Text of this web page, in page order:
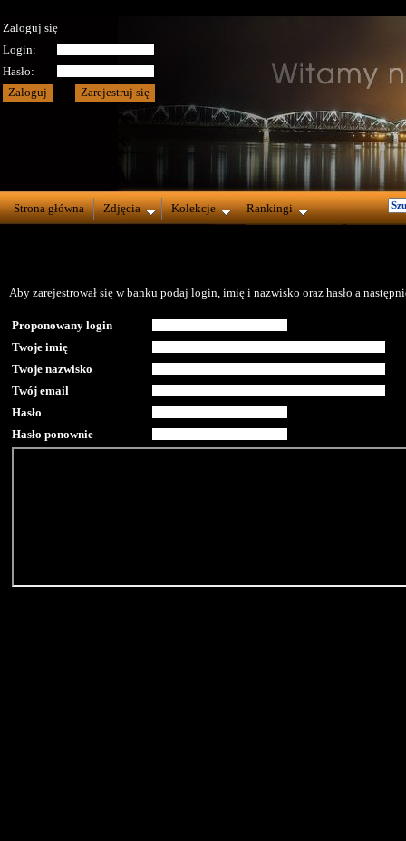
Zaloguj się
Login:
Hasło:
Strona główna Zdjęcia Kolekcje Rankingi
Aby zarejestrował się w banku podaj login, imię i nazwisko oraz hasło a
Proponowany login
Twoje imię
Twoje nazwisko
Twój email
Hasło
Hasło ponownie